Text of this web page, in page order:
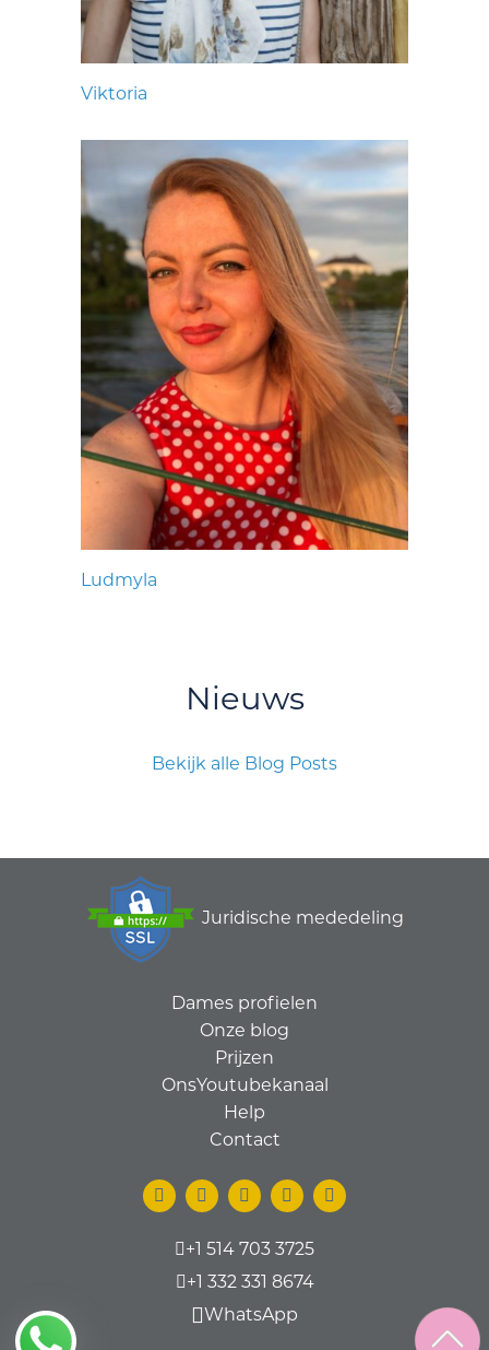
Viktoria
Ludmyla
Nieuws
Bekijk alle Blog Posts
Juridische mededeling
Dames profielen
Onze blog
Prijzen
OnsYoutubekanaal
Help
Contact
+1 514 703 3725
+1 332 331 8674
WhatsApp